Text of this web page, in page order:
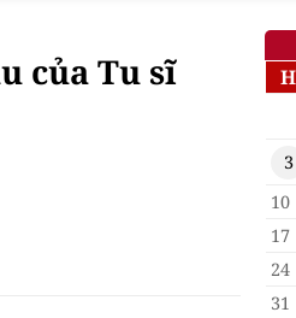
của Tu sĩ
H
3
10
17
24
31